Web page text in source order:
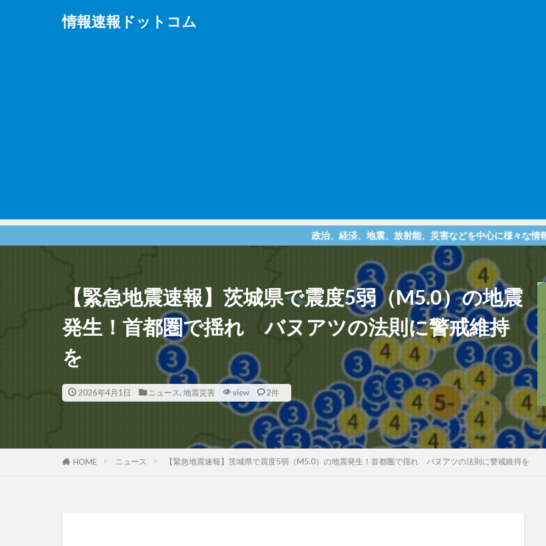
情報速報ドットコム
政治、経済、地震、放射能、災害などを中心に様々な情報を提供している
【緊急地震速報】茨城県で震度5弱（M5.0）の地震
発生！首都圏で揺れ バヌアツの法則に警戒維持
を
2026年4月1日 ニュース, 地震災害 view 2件
HOME ニュース 【緊急地震速報】茨城県で震度5弱（M5.0）の地震発生！首都圏で揺れ バヌアツの法則に警戒維持を